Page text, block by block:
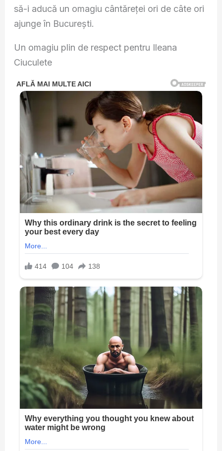
să-i aducă un omagiu cântăreței ori de câte ori
ajunge în București.
Un omagiu plin de respect pentru Ileana
Ciuculete